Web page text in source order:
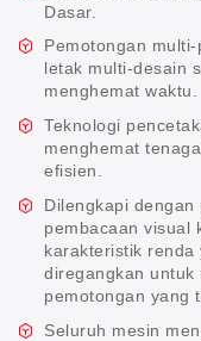
Dasar.
Pemotongan
letak multi-desain
menghemat waktu.
Teknologi
menghemat
efisien.
Dilengkapi
pembacaan visual
karakteristik renda
diregangkan untuk
pemotongan yang
Seluruh mesin